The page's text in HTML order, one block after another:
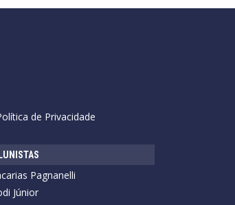
de Privacidade
Pagnanelli
Júnior